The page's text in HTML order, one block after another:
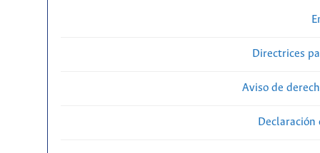
Directrices
Aviso de